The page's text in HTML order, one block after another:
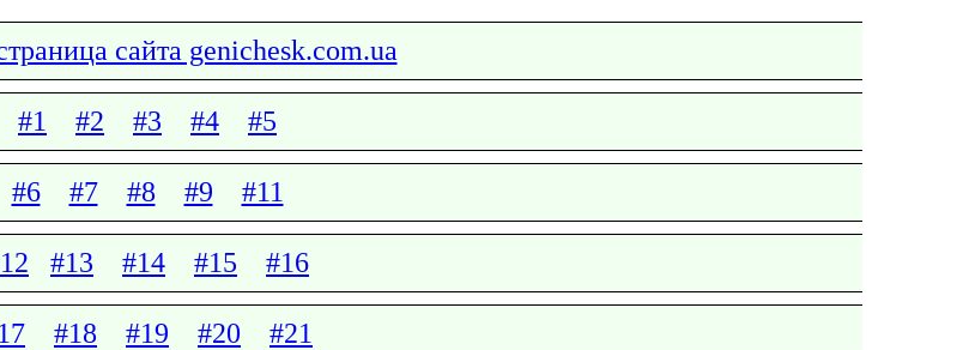
сайта genichesk.com.ua
#1 #2 #3 #4 #5
#6 #7 #8 #9 #11
#13 #14 #15 #16
#18 #19 #20 #21